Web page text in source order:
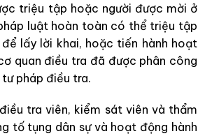
triệu tập hoặc người được mời ở
luật hoàn toàn có thể triệu tập
lấy lời khai, hoặc tiến hành hoạt
quan điều tra đã được phân công
pháp điều tra.
tra viên, kiểm sát viên và thẩm
tố tụng dân sự và hoạt động hành